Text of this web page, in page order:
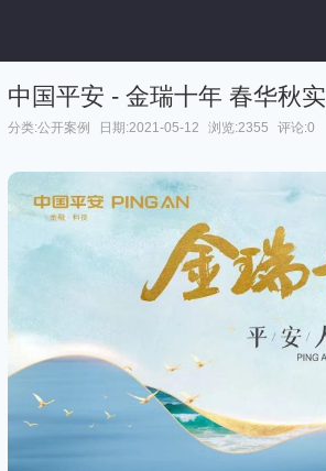
中国平安 - 金瑞十年 春华秋实
分类:公开案例 日期:2021-05-12 浏览:2355 评论:0